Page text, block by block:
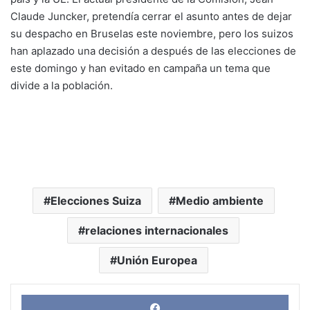
Claude Juncker, pretendía cerrar el asunto antes de dejar
su despacho en Bruselas este noviembre, pero los suizos
han aplazado una decisión a después de las elecciones de
este domingo y han evitado en campaña un tema que
divide a la población.
Elecciones Suiza Medio ambiente
relaciones internacionales
Unión Europea